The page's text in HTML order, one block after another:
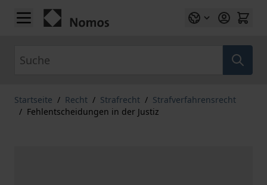
Zum Inhalt springen
Startseite / Recht / Strafrecht / Strafverfahrensrecht
/ Fehlentscheidungen in der Justiz